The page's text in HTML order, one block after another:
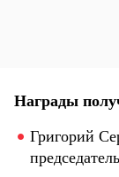
Награды
Григорий